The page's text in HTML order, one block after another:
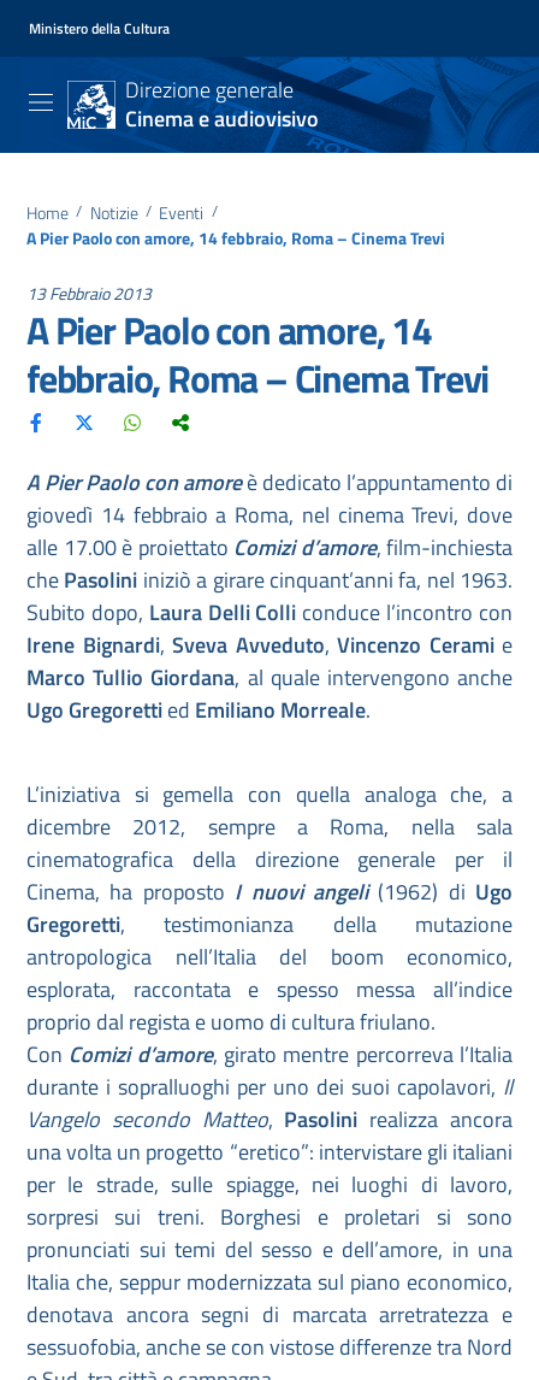
Ministero della Cultura
Direzione generale
Cinema e audiovisivo
Home / Notizie / Eventi /
A Pier Paolo con amore, 14 febbraio, Roma – Cinema Trevi
13 Febbraio 2013
A Pier Paolo con amore, 14
febbraio, Roma – Cinema Trevi
A Pier Paolo con amoreè dedicato l’appuntamento di
giovedì 14 febbraio a Roma, nel cinema Trevi, dove
alle 17.00 è proiettato Comizi d’amore, film-inchiesta
chePasolini iniziò a girare cinquant’anni fa, nel 1963.
Subito dopo, Laura Delli Colli conduce l’incontro con
Irene Bignardi, Sveva Avveduto, Vincenzo Cerami e
Marco Tullio Giordana, al quale intervengono anche
Ugo Gregorettied Emiliano Morreale.
L’iniziativa si gemella con quella analoga che, a
dicembre 2012, sempre a Roma, nella sala
cinematografica della direzione generale per il
Cinema, ha proposto I nuovi angeli (1962) di Ugo
Gregoretti, testimonianza della mutazione
antropologica nell’Italia del boom economico,
esplorata, raccontata e spesso messa all’indice
proprio dal regista e uomo di cultura friulano.
Con Comizi d’amore, girato mentre percorreva l’Italia
durante i sopralluoghi per uno dei suoi capolavori, Il
Vangelo secondo Matteo, Pasolini realizza ancora
una volta un progetto “eretico”: intervistare gli italiani
per le strade, sulle spiagge, nei luoghi di lavoro,
sorpresi sui treni. Borghesi e proletari si sono
pronunciati sui temi del sesso e dell’amore, in una
Italia che, seppur modernizzata sul piano economico,
denotava ancora segni di marcata arretratezza e
sessuofobia, anche se con vistose differenze tra Nord